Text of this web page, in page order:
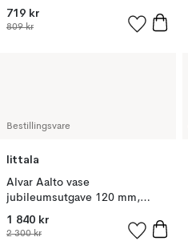
719 kr
809 kr
Bestillingsvare
Iittala
Alvar Aalto vase
jubileumsutgave 120 mm,
Bobleglass klar
1 840 kr
2 300 kr